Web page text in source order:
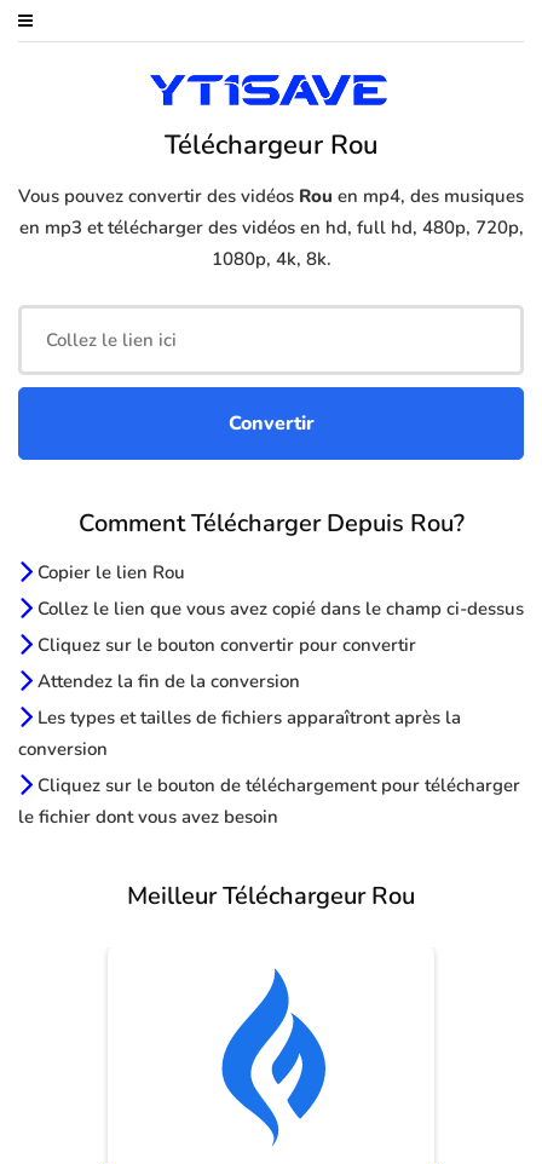
Téléchargeur Rou
Vous pouvez convertir des vidéos Rou en mp4, des musiques
en mp3 et télécharger des vidéos en hd, full hd, 480p, 720p,
1080p, 4k, 8k.
Comment Télécharger Depuis Rou?
Copier le lien Rou
Collez le lien que vous avez copié dans le champ ci-dessus
Cliquez sur le bouton convertir pour convertir
Attendez la fin de la conversion
Les types et tailles de fichiers apparaîtront après la
conversion
Cliquez sur le bouton de téléchargement pour télécharger
le fichier dont vous avez besoin
Meilleur Téléchargeur Rou